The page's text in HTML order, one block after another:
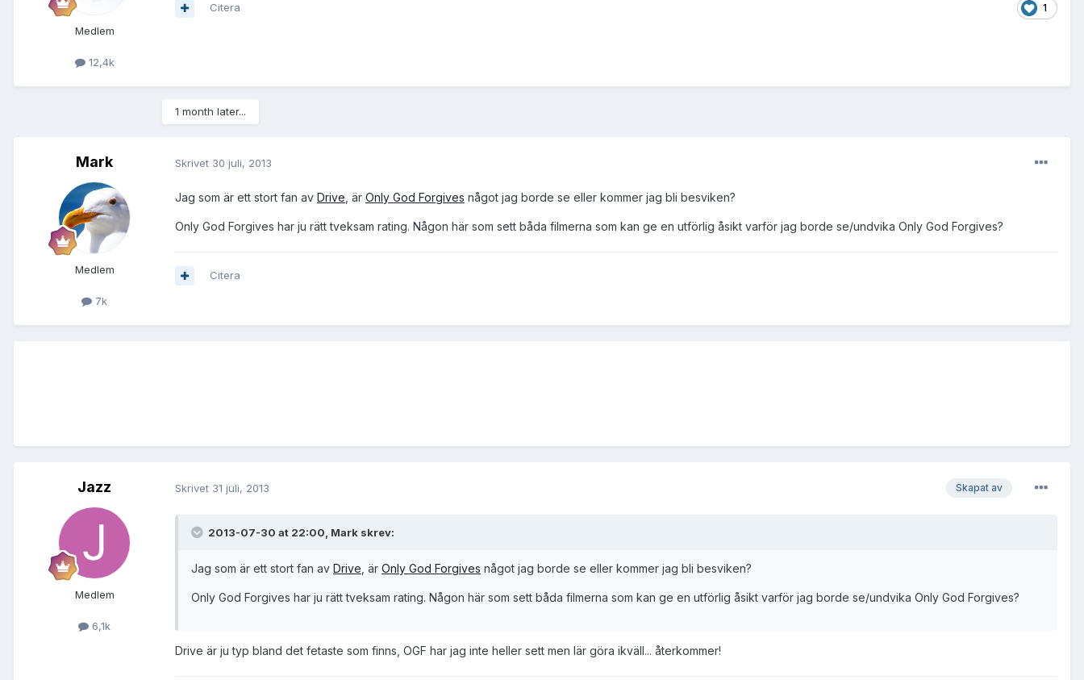
Medlem
12,4k
1
Citera
1 month later...
Mark
Medlem
7k
Skrivet 30 juli, 2013
Jag som är ett stort fan av Drive , är Only God Forgives något jag borde se eller kommer jag bli besviken?
Only God Forgives har ju rätt tveksam rating. Någon här som sett båda filmerna som kan ge en utförlig åsikt varför jag borde se/undvika Only God Forgives?
Citera
Jazz
Medlem
6,1k
Skapat av
Skrivet 31 juli, 2013
2013-07-30 at 22:00, Mark skrev:
Jag som är ett stort fan av Drive , är Only God Forgives något jag borde se eller kommer jag bli besviken?
Only God Forgives har ju rätt tveksam rating. Någon här som sett båda filmerna som kan ge en utförlig åsikt varför jag borde se/undvika Only God Forgives?
Drive är ju typ bland det fetaste som finns, OGF har jag inte heller sett men lär göra ikväll... återkommer!